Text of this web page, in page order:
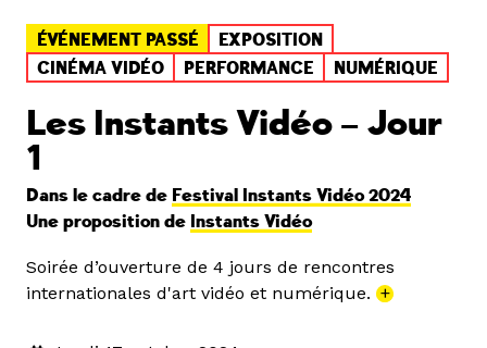
ÉVÉNEMENT PASSÉ
EXPOSITION
CINÉMA VIDÉO
PERFORMANCE NUMÉRIQUE
Les Instants Vidéo – Jour
1
Dans le cadre de Festival Instants Vidéo 2024
Une proposition de Instants Vidéo
Soirée d’ouverture de 4 jours de rencontres
internationales d'art vidéo et numérique. +